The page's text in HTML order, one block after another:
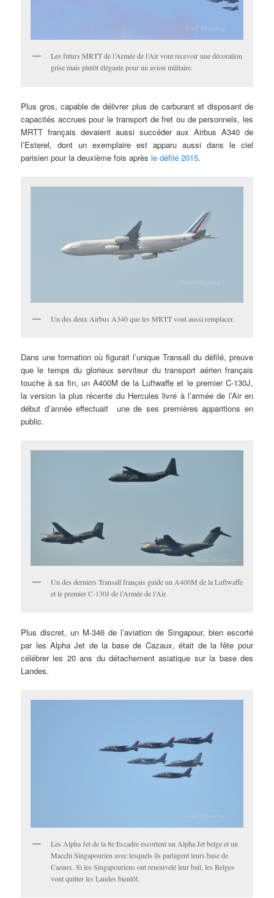
Les futurs MRTT de l’Armée de l’Air vont recevoir une décoration
grise mais plutôt élégante pour un avion militaire.
Plus gros, capable de délivrer plus de carburant et disposant de
capacités accrues pour le transport de fret ou de personnels, les
MRTT français devaient aussi succéder aux Airbus A340 de
l’Esterel, dont un exemplaire est apparu aussi dans le ciel
parisien pour la deuxième fois aprèsle défilé 2015.
Un des deux Airbus A340 que les MRTT vont aussi remplacer.
Dans une formation où figurait l’unique Transall du défilé, preuve
que le temps du glorieux serviteur du transport aérien français
touche à sa fin, un A400M de la Luftwaffe et le premier C-130J,
la version la plus récente du Hercules livré à l’armée de l’Air en
début d’année effectuait une de ses premières apparitions en
public.
Un des derniers Transall français guide un A400M de la Luftwaffe
et le premier C-130J de l’Armée de l’Air.
Plus discret, un M-346 de l’aviation de Singapour, bien escorté
par les Alpha Jet de la base de Cazaux, était de la fête pour
célébrer les 20 ans du détachement asiatique sur la base des
Landes.
Les Alpha Jet de la 8e Escadre escortent un Alpha Jet belge et un
Macchi Singapourien avec lesquels ils partagent leurs base de
Cazaux. Si les Singapouriens ont renouvelé leur bail, les Belges
vont quitter les Landes bientôt.